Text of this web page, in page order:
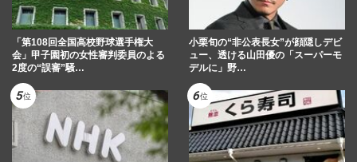
「第108回全国高校野球選手権大
会」甲子園初の女性審判委員のよる
2度の“誤審”騒…
小栗旬の“非公表長女”が顔隠しデビ
ュー、透ける山田優の「スーパーモ
デルに」野…